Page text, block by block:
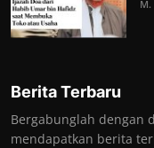
Berita Terbaru
Bergabunglah dengan
mendapatkan berita